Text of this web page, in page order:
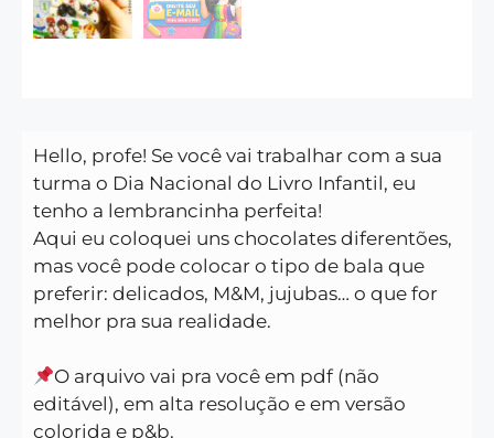
Hello, profe! Se você vai trabalhar com a sua
turma o Dia Nacional do Livro Infantil, eu
tenho a lembrancinha perfeita!
Aqui eu coloquei uns chocolates diferentões,
mas você pode colocar o tipo de bala que
preferir: delicados, M&M, jujubas… o que for
melhor pra sua realidade.
O arquivo vai pra você em pdf (não
editável), em alta resolução e em versão
colorida e p&b.